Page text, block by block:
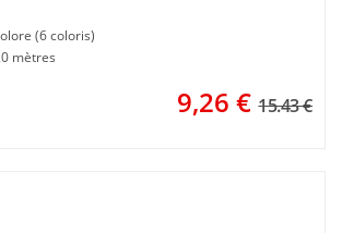
(6 coloris)
mètres
9,26 € 15.43 €